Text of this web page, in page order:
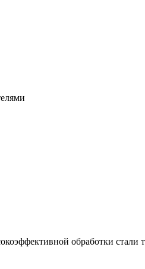
обработки